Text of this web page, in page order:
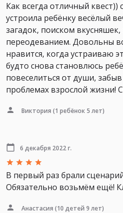
Как всегда отличный
устроила ребёнку весёлый
загадок, поиском
переодеванием. Довольны
нравится, когда устраиваю
будто снова становлюсь
повеселиться от души,
проблемах взрослой жизни!
Виктория (1 ребёнок 5 лет)
6 декабря 2022 г.
В первый раз брали
Обязательно возьмём ещё!
Анастасия (10 детей 9 лет)